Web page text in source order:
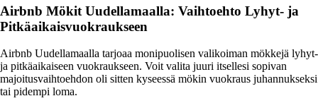
Airbnb Mökit Uudellamaalla: Vaihtoehto Lyhyt- ja
Pitkäaikaisvuokraukseen
Airbnb Uudellamaalla tarjoaa monipuolisen valikoiman mökkejä lyhyt-
ja pitkäaikaiseen vuokraukseen. Voit valita juuri itsellesi sopivan
majoitusvaihtoehdon oli sitten kyseessä mökin vuokraus juhannukseksi
tai pidempi loma.